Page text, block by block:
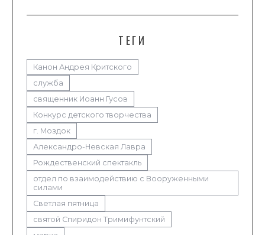
ТЕГИ
Канон Андрея Критского
служба
священник Иоанн Гусов
Конкурс детского творчества
г. Моздок
Александро-Невская Лавра
Рождественский спектакль
отдел по взаимодействию с Вооруженными
силами
Светлая пятница
святой Спиридон Тримифунтский